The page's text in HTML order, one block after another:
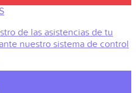
de las asistencias de tu
nuestro sistema de control